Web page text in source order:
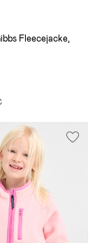
Fleecejacke,